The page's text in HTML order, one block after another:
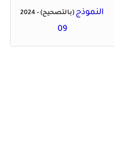
2024 - (بالتصحيح) النموذج
09